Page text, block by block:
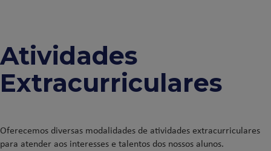
Atividades
Extracurriculares
Oferecemos diversas modalidades de atividades extracurriculares
para atender aos interesses e talentos dos nossos alunos.